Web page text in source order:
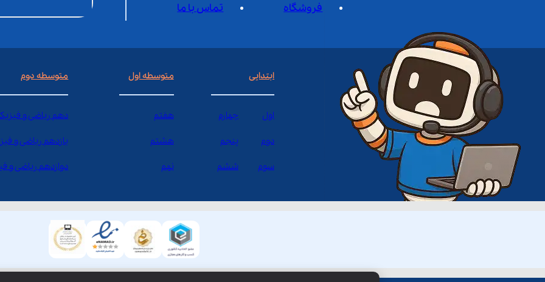
فروشگاه
تماس با ما
ابتدایی
اول چهارم
دوم پنجم
سوم ششم
متوسطه اول
هفتم
هشتم
نهم
متوسطه دوم
دهم ریاضی و
یازدهم ریاضی و
دوازدهم ریاضی و